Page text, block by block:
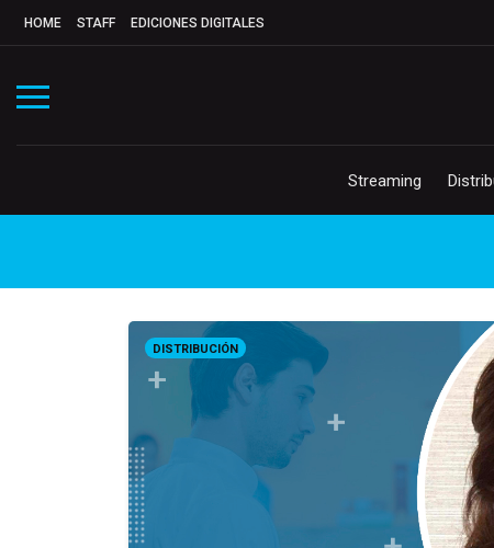
HOME STAFF EDICIONES DIGITALES
Streaming
DISTRIBUCIÓN